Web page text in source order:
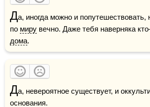
Да, иногда можно и попутешествовать,
по миру
дома.
Да, невероятное существует, и
основания.